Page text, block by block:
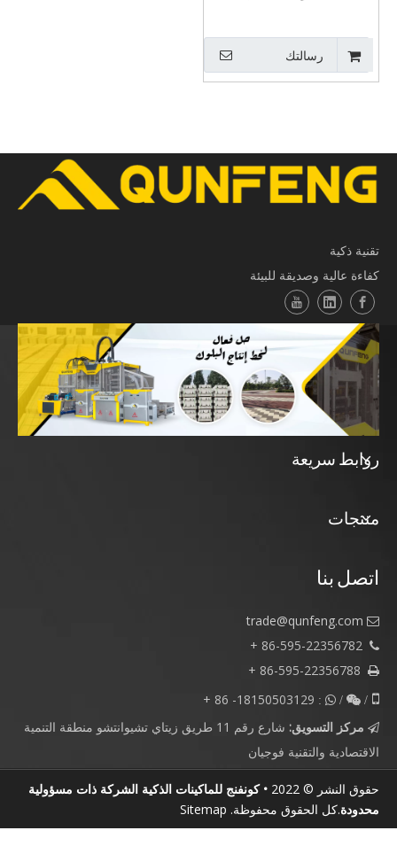
رسالتك
تقنية ذكية
كفاءة عالية وصديقة للبيئة
روابط سريعة
منتجات
اتصل بنا

trade@qunfeng.com



/

/  :
18150503129- 86 +
 مركز التسويق:
شارع رقم 11 طريق زيتاي تشيوانتشو منطقة التنمية
الاقتصادية والتقنية فوجيان
حقوق النشر © 2022
• كونفنج للماكينات الذكية الشركة ذات مسؤولية
محدودة.كل الحقوق محفوظة. Sitemap